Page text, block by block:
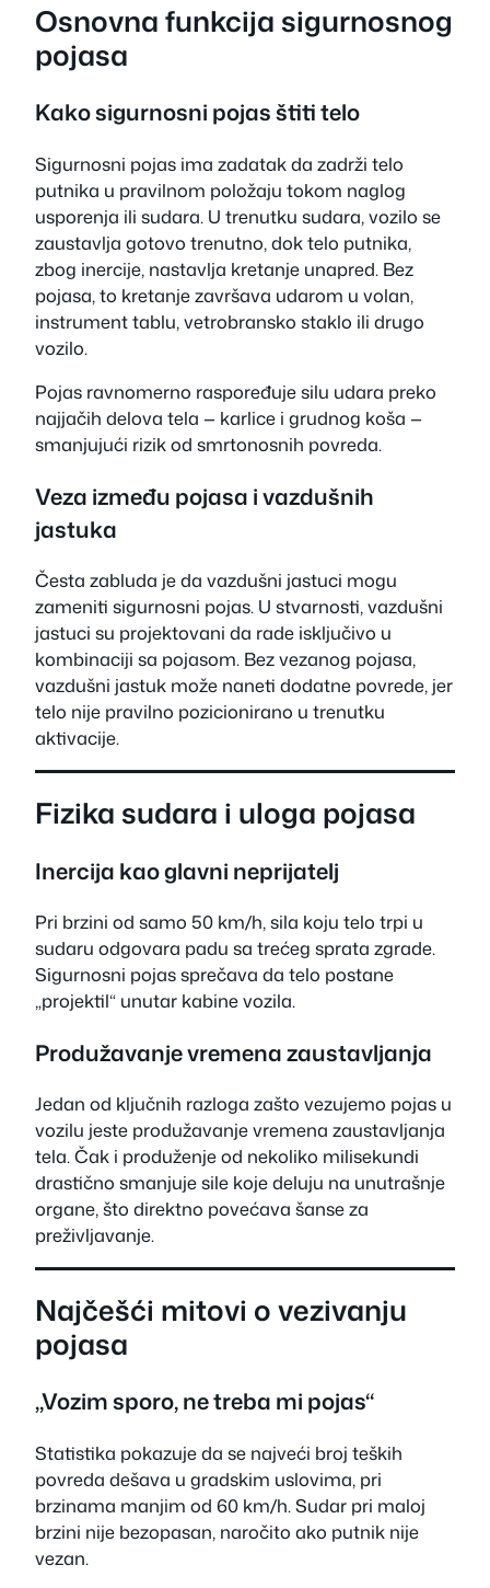
Osnovna funkcija sigurnosnog
pojasa
Kako sigurnosni pojas štiti telo
Sigurnosni pojas ima zadatak da zadrži telo
putnika u pravilnom položaju tokom naglog
usporenja ili sudara. U trenutku sudara, vozilo se
zaustavlja gotovo trenutno, dok telo putnika,
zbog inercije, nastavlja kretanje unapred. Bez
pojasa, to kretanje završava udarom u volan,
instrument tablu, vetrobransko staklo ili drugo
vozilo.
Pojas ravnomerno raspoređuje silu udara preko
najjačih delova tela — karlice i grudnog koša —
smanjujući rizik od smrtonosnih povreda.
Veza između pojasa i vazdušnih
jastuka
Česta zabluda je da vazdušni jastuci mogu
zameniti sigurnosni pojas. U stvarnosti, vazdušni
jastuci su projektovani da rade isključivo u
kombinaciji sa pojasom. Bez vezanog pojasa,
vazdušni jastuk može naneti dodatne povrede, jer
telo nije pravilno pozicionirano u trenutku
aktivacije.
Fizika sudara i uloga pojasa
Inercija kao glavni neprijatelj
Pri brzini od samo 50 km/h, sila koju telo trpi u
sudaru odgovara padu sa trećeg sprata zgrade.
Sigurnosni pojas sprečava da telo postane
„projektil“ unutar kabine vozila.
Produžavanje vremena zaustavljanja
Jedan od ključnih razloga zašto vezujemo pojas u
vozilu jeste produžavanje vremena zaustavljanja
tela. Čak i produženje od nekoliko milisekundi
drastično smanjuje sile koje deluju na unutrašnje
organe, što direktno povećava šanse za
preživljavanje.
Najčešći mitovi o vezivanju
pojasa
„Vozim sporo, ne treba mi pojas“
Statistika pokazuje da se najveći broj teških
povreda dešava u gradskim uslovima, pri
brzinama manjim od 60 km/h. Sudar pri maloj
brzini nije bezopasan, naročito ako putnik nije
vezan.